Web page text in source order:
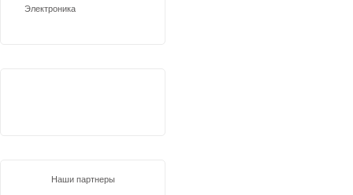
Электроника
Наши партнеры